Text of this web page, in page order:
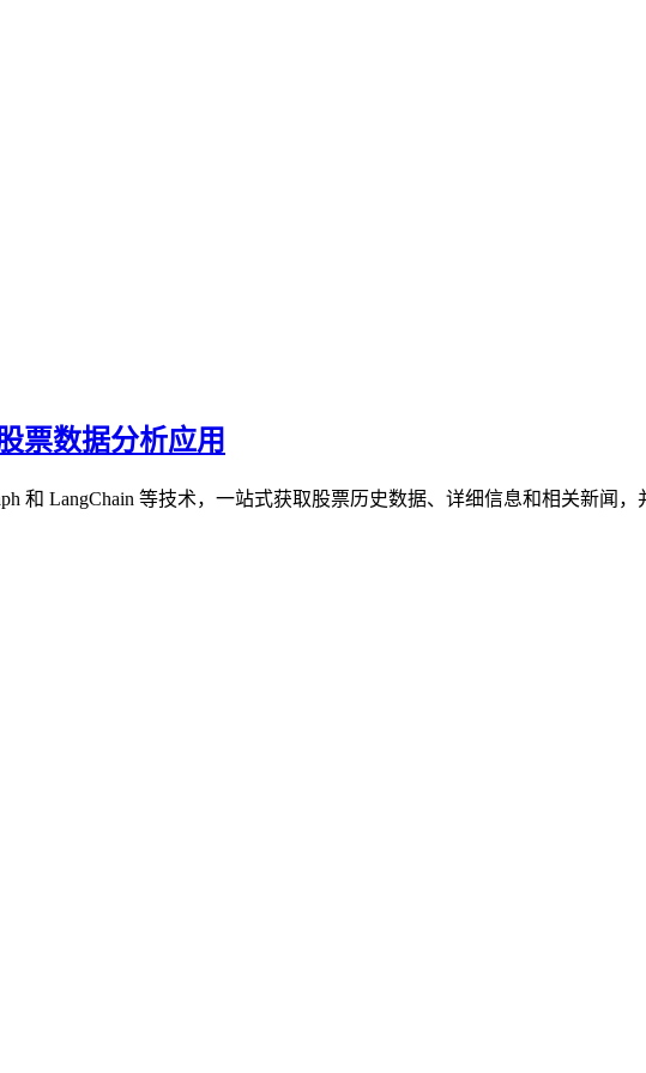
票数据分析应用
和 LangChain 等技术，一站式获取股票历史数据、详细信息和相关新闻